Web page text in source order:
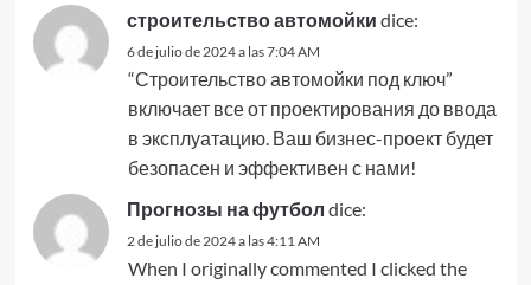
строительство автомойки dice:
6 de julio de 2024 a las 7:04 AM
“Строительство автомойки под ключ”
включает все от проектирования до ввода
в эксплуатацию. Ваш бизнес-проект будет
безопасен и эффективен с нами!
Прогнозы на футбол dice:
2 de julio de 2024 a las 4:11 AM
When I originally commented I clicked the